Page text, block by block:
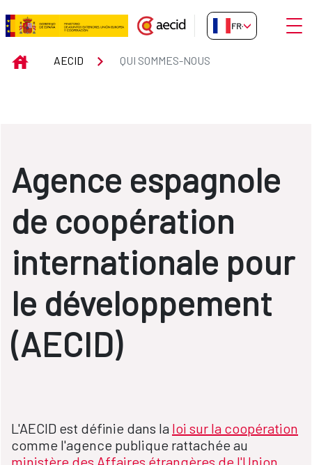
Saut au contenu principal
QUI SOMMES-NOUS
FR-FR
INICIOAECID QUI SOMMES-NOUS
Agence espagnole
de coopération
internationale pour
le développement
(AECID)
L'AECID est définie dans la loi sur la coopération
comme l'agence publique rattachée au